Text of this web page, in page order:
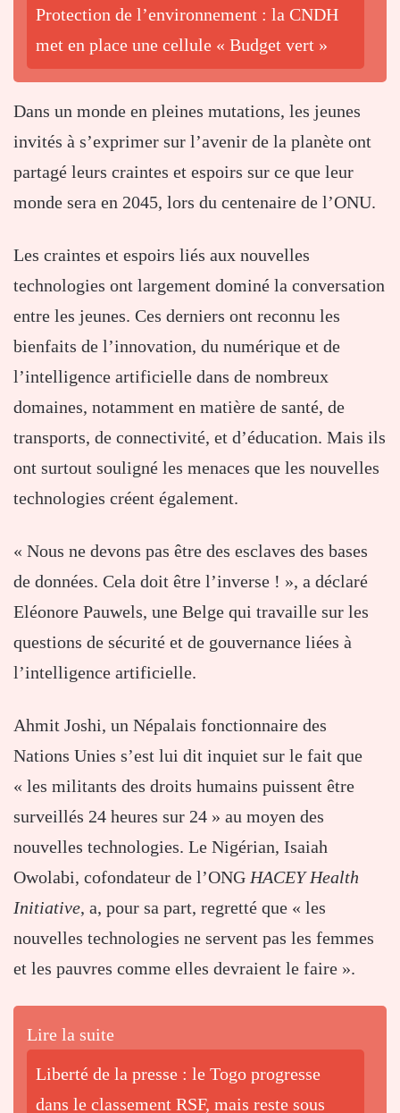
Protection de l’environnement : la CNDH
met en place une cellule « Budget vert »
Dans un monde en pleines mutations, les jeunes
invités à s’exprimer sur l’avenir de la planète ont
partagé leurs craintes et espoirs sur ce que leur
monde sera en 2045, lors du centenaire de l’ONU.
Les craintes et espoirs liés aux nouvelles
technologies ont largement dominé la conversation
entre les jeunes. Ces derniers ont reconnu les
bienfaits de l’innovation, du numérique et de
l’intelligence artificielle dans de nombreux
domaines, notamment en matière de santé, de
transports, de connectivité, et d’éducation. Mais ils
ont surtout souligné les menaces que les nouvelles
technologies créent également.
« Nous ne devons pas être des esclaves des bases
de données. Cela doit être l’inverse ! », a déclaré
Eléonore Pauwels, une Belge qui travaille sur les
questions de sécurité et de gouvernance liées à
l’intelligence artificielle.
Ahmit Joshi, un Népalais fonctionnaire des
Nations Unies s’est lui dit inquiet sur le fait que
« les militants des droits humains puissent être
surveillés 24 heures sur 24 » au moyen des
nouvelles technologies. Le Nigérian, Isaiah
Owolabi, cofondateur de l’ONG HACEY Health
Initiative, a, pour sa part, regretté que « les
nouvelles technologies ne servent pas les femmes
et les pauvres comme elles devraient le faire ».
Lire la suite
Liberté de la presse : le Togo progresse
dans le classement RSF, mais reste sous